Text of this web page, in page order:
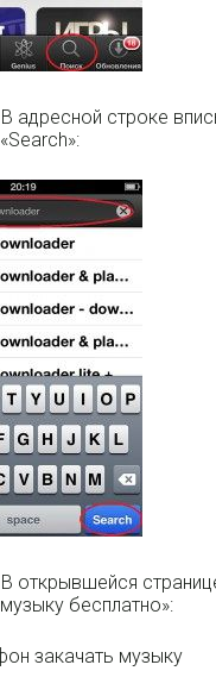
В адресной строке
«Search»:
В открывшейся
музыку бесплатно»: